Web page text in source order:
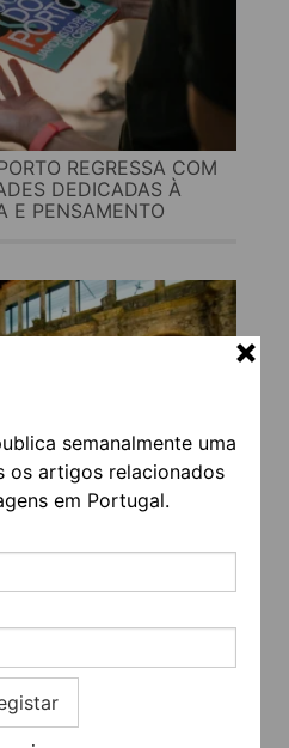
semanalmente uma
os artigos relacionados
em Portugal.
REGRESSA COM
DEDICADAS À
E PENSAMENTO
PARA
GASTRONOMIA E A